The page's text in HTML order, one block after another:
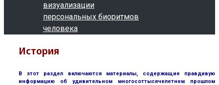
визуализации
персональных биоритмов
человека
История
В этот раздел включаются материалы, содержащие правдивую
информацию об удивительном многосоттысячелетнем прошлом